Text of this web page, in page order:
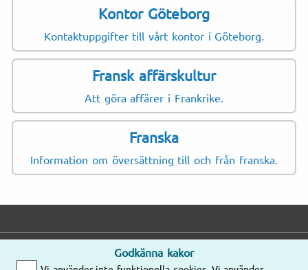
Kontor Göteborg
Kontaktuppgifter till vårt kontor i Göteborg.
Fransk affärskultur
Att göra affärer i Frankrike.
Franska
Information om översättning till och från franska.
Godkänna kakor
E-post Telefon